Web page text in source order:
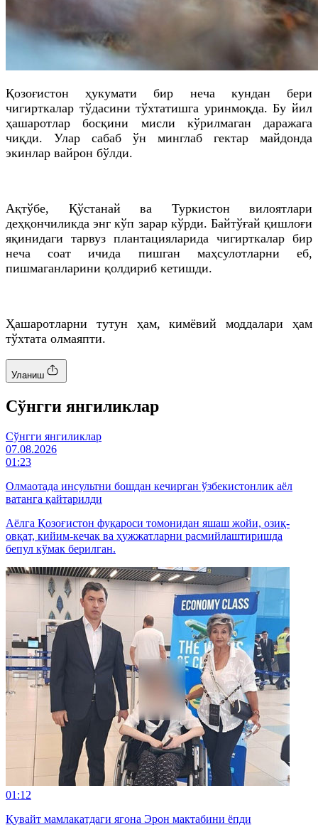
Қозоғистон ҳукумати бир неча кундан бери
чигирткалар тўдасини тўхтатишга уринмоқда. Бу йил
ҳашаротлар босқини мисли кўрилмаган даражага
чиқди. Улар сабаб ўн минглаб гектар майдонда
экинлар вайрон бўлди.
Ақтўбе, Қўстанай ва Туркистон вилоятлари
деҳқончиликда энг кўп зарар кўрди. Байтўғай қишлоғи
яқинидаги тарвуз плантацияларида чигирткалар бир
неча соат ичида пишган маҳсулотларни еб,
пишмаганларини қолдириб кетишди.
Ҳашаротларни тутун ҳам, кимёвий моддалари ҳам
тўхтата олмаяпти.
Уланиш
Cўнгги янгиликлар
Cўнгги янгиликлар
07.08.2026
01:23
Олмаотада инсультни бошдан кечирган ўзбекистонлик аёл
ватанга қайтарилди
Аёлга Қозоғистон фуқароси томонидан яшаш жойи, озиқ-
овқат, кийим-кечак ва ҳужжатларни расмийлаштиришда
бепул кўмак берилган.
01:12
Қувайт мамлакатдаги ягона Эрон мактабини ёпди